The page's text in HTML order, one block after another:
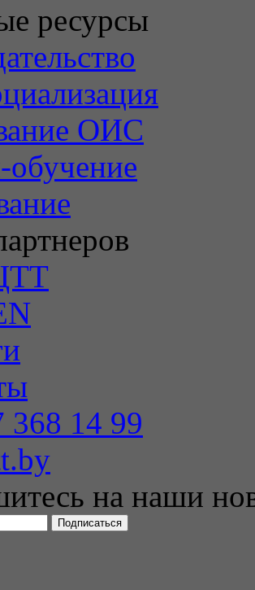
ресурсы
ОИС
368 14 99
на наши
Подписаться